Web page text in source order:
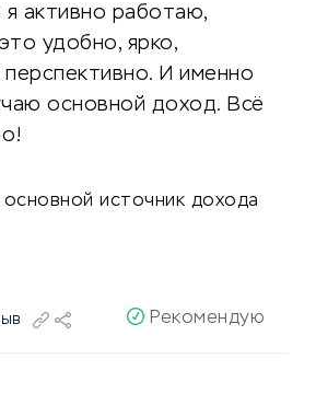
я активно работаю,
удобно, ярко,
И именно
основной доход. Всё
источник дохода
Рекомендую